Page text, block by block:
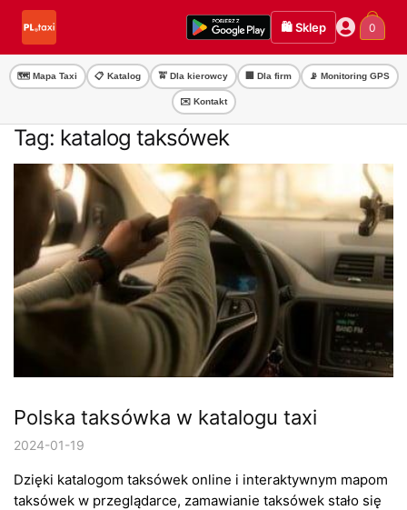
Przejdź
nawigacji
Przejdź
treści
🛍️ Sklep 0
🗺️ Mapa Taxi 📋 Katalog 🚖 Dla kierowcy 🏢 Dla firm 📡 Monitoring GPS
✉️ Kontakt
Tag: katalog taksówek
Polska taksówka w katalogu taxi
2024-01-19
Dzięki katalogom taksówek online i interaktywnym mapom
taksówek w przeglądarce, zamawianie taksówek stało się